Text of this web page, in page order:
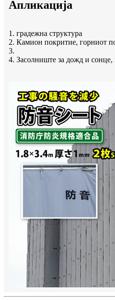
Апликација
1. градежна структура
2. Камион покритие, горниот
3.
4. Засолниште за дожд и сонце,